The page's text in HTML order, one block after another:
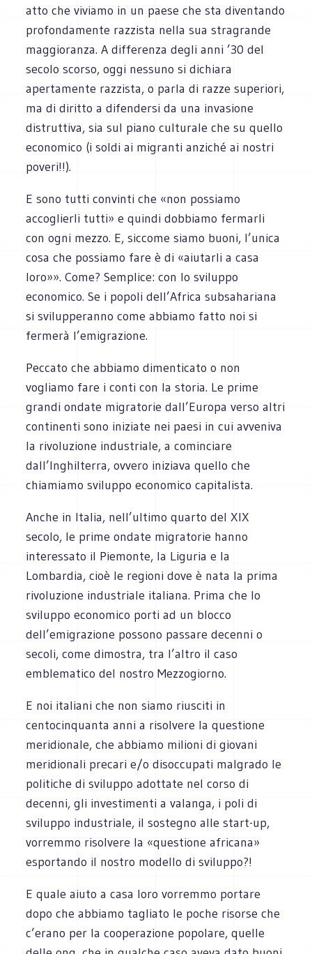
atto che viviamo in un paese che sta diventando
profondamente razzista nella sua stragrande
maggioranza. A differenza degli anni ’30 del
secolo scorso, oggi nessuno si dichiara
apertamente razzista, o parla di razze superiori,
ma di diritto a difendersi da una invasione
distruttiva, sia sul piano culturale che su quello
economico (i soldi ai migranti anziché ai nostri
poveri!!).
E sono tutti convinti che «non possiamo
accoglierli tutti» e quindi dobbiamo fermarli
con ogni mezzo. E, siccome siamo buoni, l’unica
cosa che possiamo fare è di «aiutarli a casa
loro»». Come? Semplice: con lo sviluppo
economico. Se i popoli dell’Africa subsahariana
si svilupperanno come abbiamo fatto noi si
fermerà l’emigrazione.
Peccato che abbiamo dimenticato o non
vogliamo fare i conti con la storia. Le prime
grandi ondate migratorie dall’Europa verso altri
continenti sono iniziate nei paesi in cui avveniva
la rivoluzione industriale, a cominciare
dall’Inghilterra, ovvero iniziava quello che
chiamiamo sviluppo economico capitalista.
Anche in Italia, nell’ultimo quarto del XIX
secolo, le prime ondate migratorie hanno
interessato il Piemonte, la Liguria e la
Lombardia, cioè le regioni dove è nata la prima
rivoluzione industriale italiana. Prima che lo
sviluppo economico porti ad un blocco
dell’emigrazione possono passare decenni o
secoli, come dimostra, tra l’altro il caso
emblematico del nostro Mezzogiorno.
E noi italiani che non siamo riusciti in
centocinquanta anni a risolvere la questione
meridionale, che abbiamo milioni di giovani
meridionali precari e/o disoccupati malgrado le
politiche di sviluppo adottate nel corso di
decenni, gli investimenti a valanga, i poli di
sviluppo industriale, il sostegno alle start-up,
vorremmo risolvere la «questione africana»
esportando il nostro modello di sviluppo?!
E quale aiuto a casa loro vorremmo portare
dopo che abbiamo tagliato le poche risorse che
c’erano per la cooperazione popolare, quelle